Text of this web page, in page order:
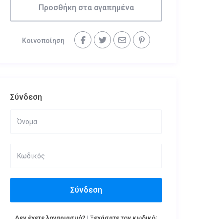
Προσθήκη στα αγαπημένα
Κοινοποίηση
Σύνδεση
Σύνδεση